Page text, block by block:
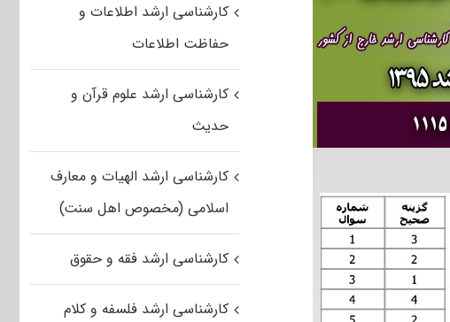
کارشناسی ارشد اطلاعات و
حفاظت اطلاعات
کارشناسی ارشد علوم قرآن و
حدیث
کارشناسی ارشد الهیات و معارف
اسلامی (مخصوص اهل سنت)
کارشناسی ارشد فقه و حقوق
کارشناسی ارشد فلسفه و کلام